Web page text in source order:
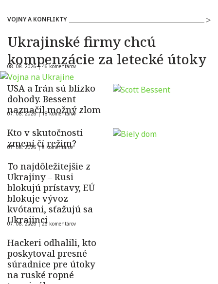
VOJNY A KONFLIKTY
Ukrajinské firmy chcú
kompenzácie za letecké útoky
08. 08. 2026 |46 komentárov
USA a Irán sú blízko
dohody. Bessent
naznačil možný zlom
07. 08. 2026 |18 komentárov
Kto v skutočnosti
zmení čí režim?
07. 08. 2026 |8 komentárov
To najdôležitejšie z
Ukrajiny – Rusi
blokujú prístavy, EÚ
blokuje vývoz
kvótami, sťažujú sa
Ukrajinci
07. 08. 2026 |26 komentárov
Hackeri odhalili, kto
poskytoval presné
súradnice pre útoky
na ruské ropné